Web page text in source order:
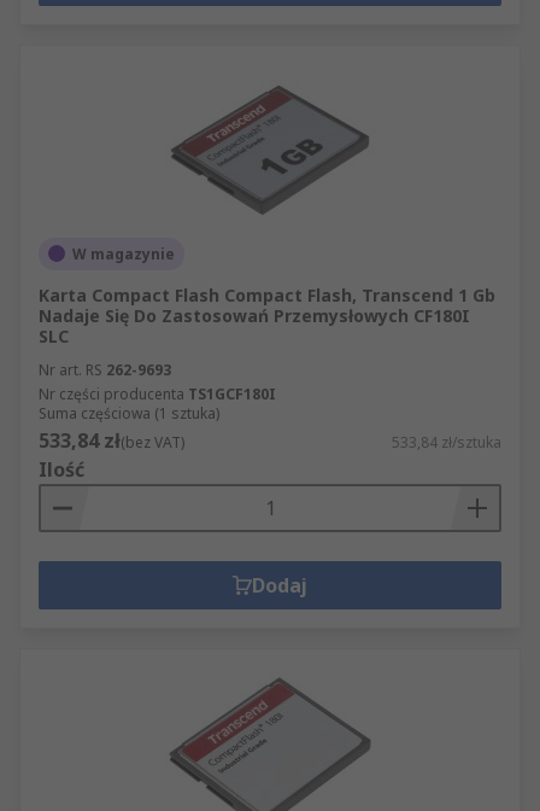
W magazynie
Karta Compact Flash Compact Flash, Transcend 1 Gb
Nadaje Się Do Zastosowań Przemysłowych CF180I
SLC
Nr art. RS 262-9693
Nr części producenta TS1GCF180I
Suma częściowa (1 sztuka)
533,84 zł(bez VAT) 533,84 zł/sztuka
Ilość
Dodaj